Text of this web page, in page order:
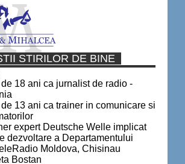
STIRILOR DE BINE
18 ani ca jurnalist de radio -
13 ani ca trainer in comunicare si
expert Deutsche Welle implicat
dezvoltare a Departamentului
Moldova, Chisinau
Bostan